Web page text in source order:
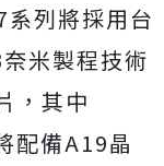
列將採用台
米製程技術
，其中
備A19晶